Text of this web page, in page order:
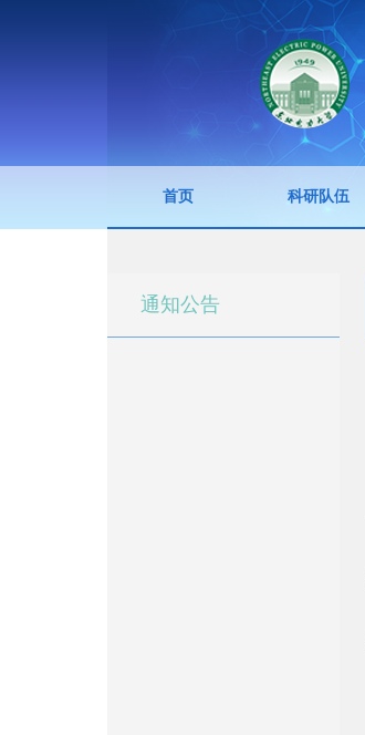
首页 科研队伍
通知公告